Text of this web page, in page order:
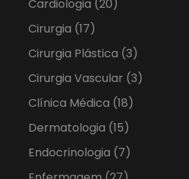
Cardiologia (20)
Cirurgia (17)
Cirurgia Plástica (3)
Cirurgia Vascular (3)
Clínica Médica (18)
Dermatologia (15)
Endocrinologia (7)